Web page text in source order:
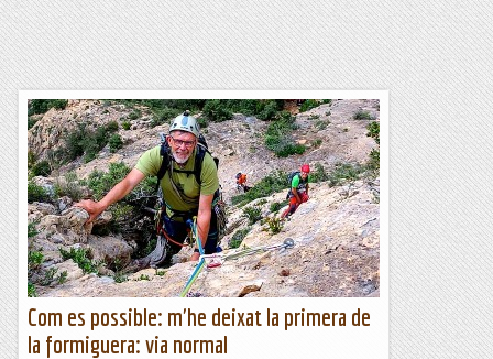
Com es possible: m'he deixat la primera de
la formiguera: via normal